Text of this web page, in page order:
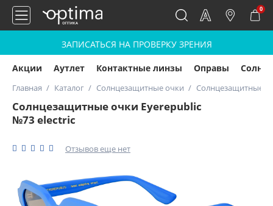
0
ЗАПИСАТЬСЯ НА ПРОВЕРКУ ЗРЕНИЯ
Акции Аутлет Контактные линзы Оправы
Главная Каталог Солнцезащитные очки Солнцезащитные
Солнцезащитные очки Eyerepublic
№73 electric
Отзывов еще нет